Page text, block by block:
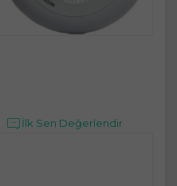
İlk Sen Değerlendir